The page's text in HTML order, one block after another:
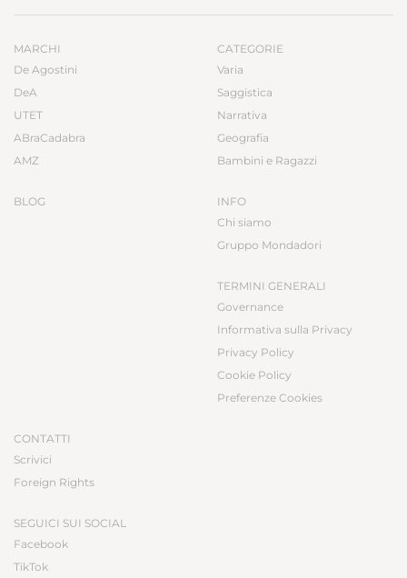
MARCHI
De Agostini
DeA
UTET
ABraCadabra
AMZ
BLOG
CATEGORIE
Varia
Saggistica
Narrativa
Geografia
Bambini e Ragazzi
INFO
Chi siamo
Gruppo Mondadori
TERMINI GENERALI
Governance
Informativa sulla Privacy
Privacy Policy
Cookie Policy
Preferenze Cookies
CONTATTI
Scrivici
Foreign Rights
SEGUICI SUI SOCIAL
Facebook
TikTok